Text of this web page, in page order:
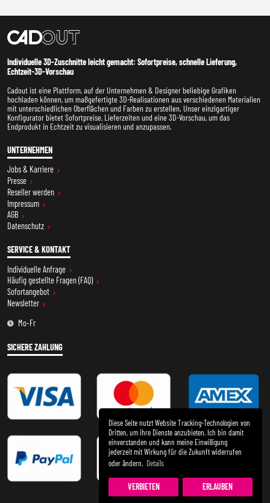
Diese Seite nutzt Website Tracking-Technologien von
Dritten, um ihre Dienste anzubieten. Ich bin damit
einverstanden und kann meine Einwilligung
jederzeit mit Wirkung für die Zukunft widerrufen
oder ändern. Details
VERBIETEN ERLAUBEN
Individuelle 3D-Zuschnitte leicht gemacht: Sofortpreise, schnelle Lieferung,
Echtzeit-3D-Vorschau
Cadout ist eine Plattform, auf der Unternehmen & Designer beliebige Grafiken
hochladen können, um maßgefertigte 3D-Realisationen aus verschiedenen Materialien
mit unterschiedlichen Oberflächen und Farben zu erstellen. Unser einzigartiger
Konfigurator bietet Sofortpreise, Lieferzeiten und eine 3D-Vorschau, um das
Endprodukt in Echtzeit zu visualisieren und anzupassen.
UNTERNEHMEN
Jobs & Karriere
Presse
Reseller werden
Impressum
AGB
Datenschutz
SERVICE & KONTAKT
Individuelle Anfrage
Häufig gestellte Fragen (FAQ)
Sofortangebot
Newsletter
Mo-Fr
SICHERE ZAHLUNG